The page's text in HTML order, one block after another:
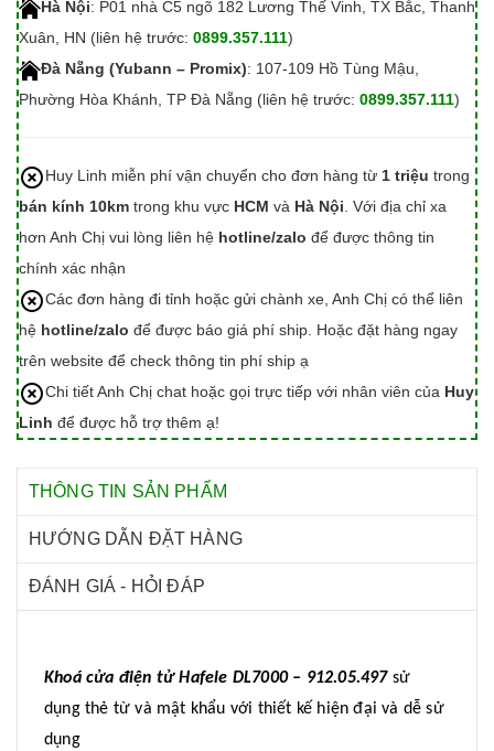
Hà Nội: P01 nhà C5 ngõ 182 Lương Thế Vinh, TX Bắc, Thanh
Xuân, HN (liên hệ trước: 0899.357.111)
Đà Nẵng (Yubann – Promix): 107-109 Hồ Tùng Mậu,
Phường Hòa Khánh, TP Đà Nẵng (liên hệ trước: 0899.357.111)
Huy Linh miễn phí vận chuyển cho đơn hàng từ 1 triệu trong
bán kính 10km trong khu vực HCM và Hà Nội. Với địa chỉ xa
hơn Anh Chị vui lòng liên hệ hotline/zalo để được thông tin
chính xác nhận
Các đơn hàng đi tỉnh hoặc gửi chành xe, Anh Chị có thể liên
hệ hotline/zalo để được báo giá phí ship. Hoặc đặt hàng ngay
trên website để check thông tin phí ship ạ
Chi tiết Anh Chị chat hoặc gọi trực tiếp với nhân viên của Huy
Linh để được hỗ trợ thêm ạ!
THÔNG TIN SẢN PHẨM
HƯỚNG DẪN ĐẶT HÀNG
ĐÁNH GIÁ - HỎI ĐÁP
Khoá cửa điện tử Hafele DL7000 – 912.05.497 sử
dụng thẻ từ và mật khẩu với thiết kế hiện đại và dễ sử
dụng